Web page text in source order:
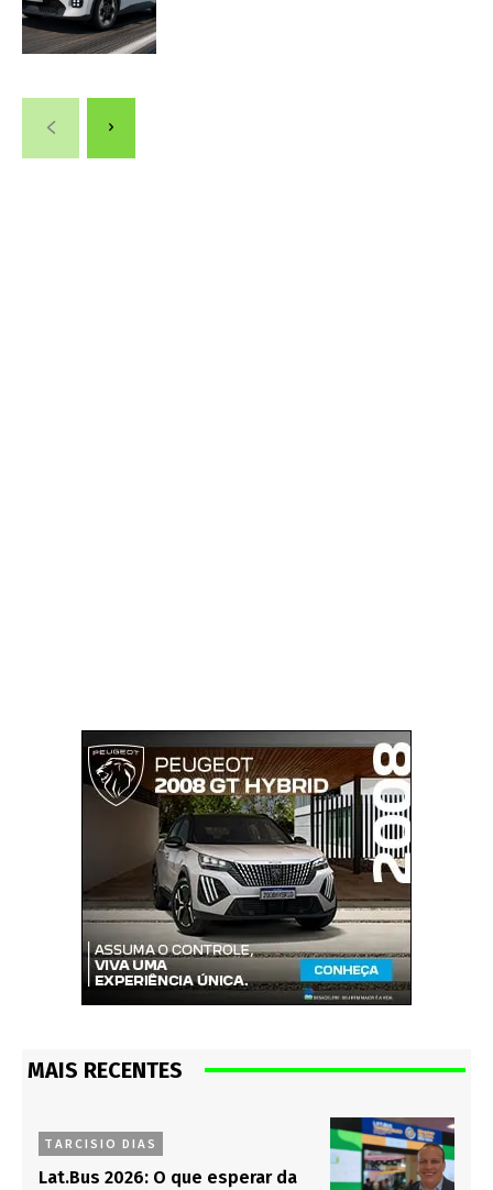
MAIS RECENTES
TARCISIO DIAS
Lat.Bus 2026: O que esperar da